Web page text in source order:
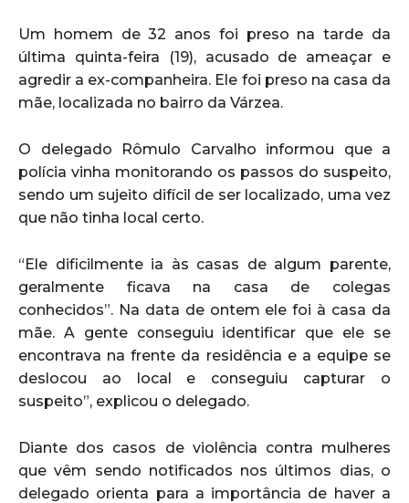
Um homem de 32 anos foi preso na tarde da
última quinta-feira (19), acusado de ameaçar e
agredir a ex-companheira. Ele foi preso na casa da
mãe, localizada no bairro da Várzea.
O delegado Rômulo Carvalho informou que a
polícia vinha monitorando os passos do suspeito,
sendo um sujeito difícil de ser localizado, uma vez
que não tinha local certo.
“Ele dificilmente ia às casas de algum parente,
geralmente ficava na casa de colegas
conhecidos”. Na data de ontem ele foi à casa da
mãe. A gente conseguiu identificar que ele se
encontrava na frente da residência e a equipe se
deslocou ao local e conseguiu capturar o
suspeito”, explicou o delegado.
Diante dos casos de violência contra mulheres
que vêm sendo notificados nos últimos dias, o
delegado orienta para a importância de haver a